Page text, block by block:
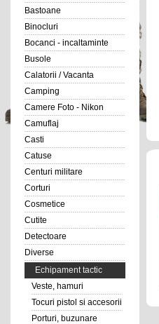
Bastoane
Binocluri
Bocanci - incaltaminte
Busole
Calatorii / Vacanta
Camping
Camere Foto - Nikon
Camuflaj
Casti
Catuse
Centuri militare
Corturi
Cosmetice
Cutite
Detectoare
Diverse
Echipament tactic
Veste, hamuri
Tocuri pistol si accesorii
Porturi, buzunare